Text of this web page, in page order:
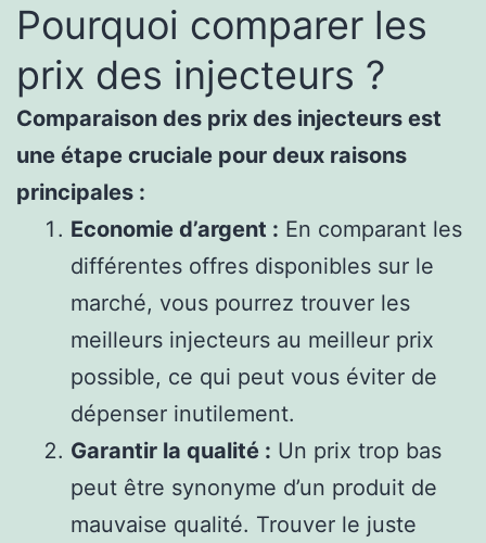
Pourquoi comparer les
prix des injecteurs ?
Comparaison des prix des injecteurs est
une étape cruciale pour deux raisons
principales :
Economie d’argent : En comparant les
différentes offres disponibles sur le
marché, vous pourrez trouver les
meilleurs injecteurs au meilleur prix
possible, ce qui peut vous éviter de
dépenser inutilement.
Garantir la qualité : Un prix trop bas
peut être synonyme d’un produit de
mauvaise qualité. Trouver le juste